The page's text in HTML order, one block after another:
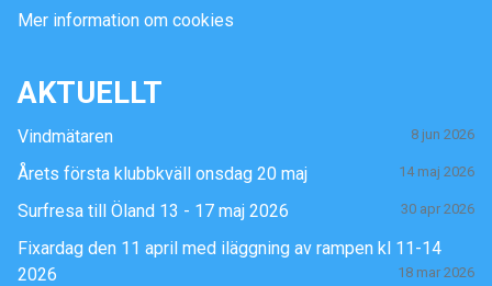
Mer information om cookies
AKTUELLT
Vindmätaren 8 jun 2026
Årets första klubbkväll onsdag 20 maj 14 maj 2026
Surfresa till Öland 13 - 17 maj 2026 30 apr 2026
Fixardag den 11 april med iläggning av rampen kl 11-14
2026
18 mar 2026